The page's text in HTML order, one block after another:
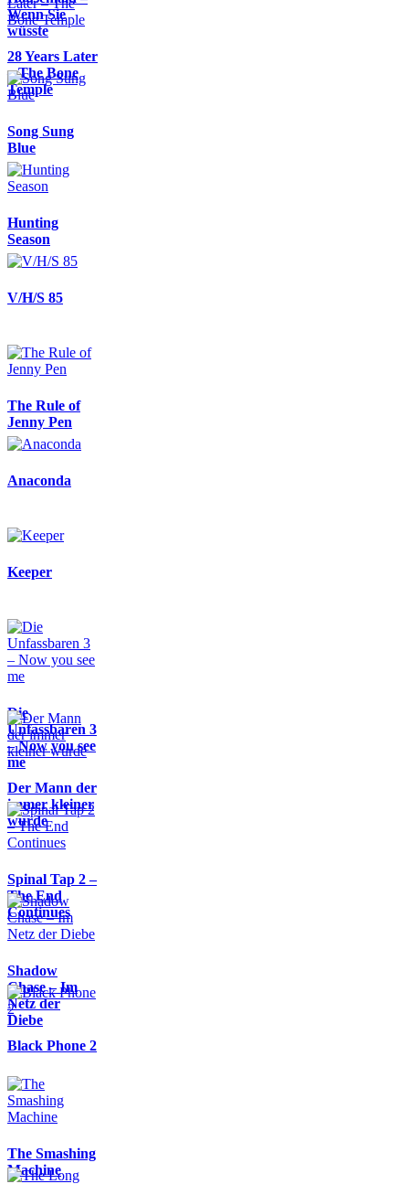
Wenn Sie
wüsste
28 Years Later
– The Bone
Temple
Song Sung
Blue
Hunting
Season
V/H/S 85
The Rule of
Jenny Pen
Anaconda
Keeper
Die
Unfassbaren 3
– Now you see
me
Der Mann der
immer kleiner
wurde
Spinal Tap 2 –
The End
Continues
Shadow
Chase – Im
Netz der
Diebe
Black Phone 2
The Smashing
Machine